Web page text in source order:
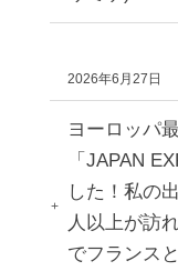
2026年6月27日
ヨーロッパ
「JAPAN
した！私の
人以上が訪
でフランス